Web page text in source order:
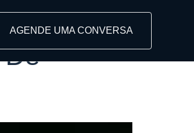
AGENDE UMA CONVERSA